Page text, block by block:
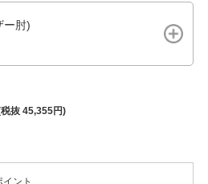
ー肘)
税抜 45,355円)